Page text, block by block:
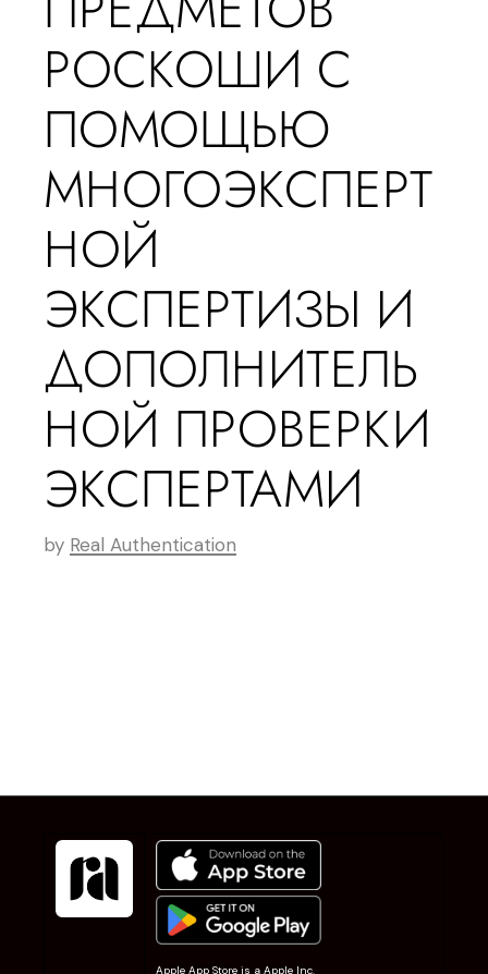
РОСКОШИ С
ПОМОЩЬЮ
МНОГОЭКСПЕРТ
НОЙ
ЭКСПЕРТИЗЫ И
ДОПОЛНИТЕЛЬ
НОЙ ПРОВЕРКИ
ЭКСПЕРТАМИ
by Real Authentication
Apple App Store is a Apple Inc.